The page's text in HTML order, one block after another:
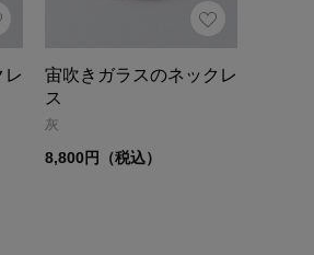
レ
宙吹きガラスのネックレ
ス
灰
8,800円（税込）